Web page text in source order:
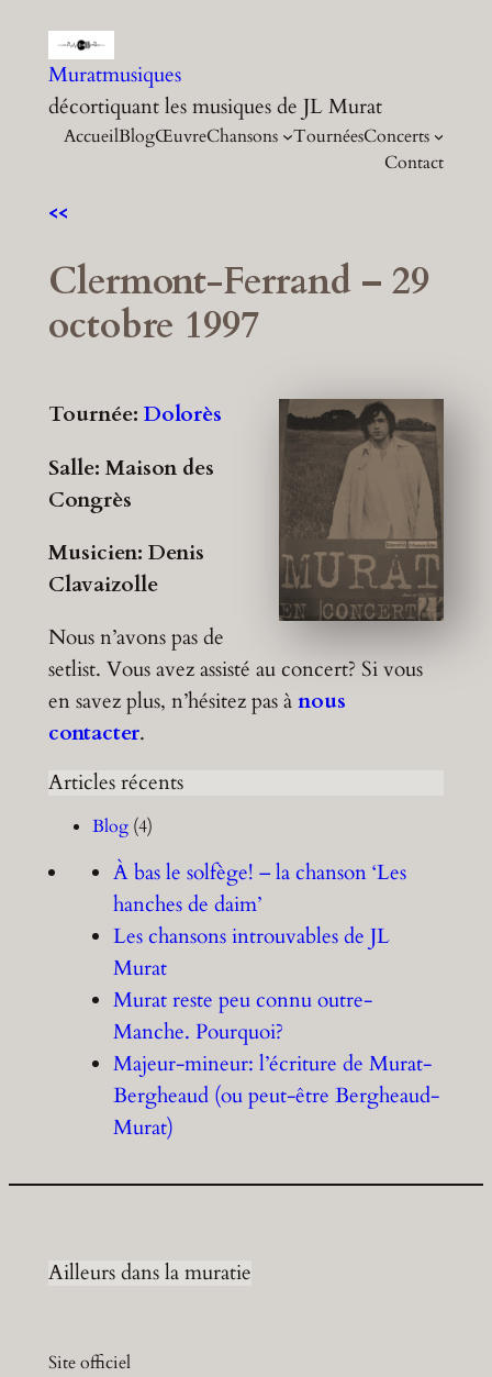
contenu
Muratmusiques
décortiquant les musiques de JL Murat
AccueilBlogŒuvreChansons TournéesConcerts
Contact
<<
Clermont-Ferrand – 29
octobre 1997
Tournée: Dolorès
Salle: Maison des
Congrès
Musicien: Denis
Clavaizolle
Nous n’avons pas de
setlist. Vous avez assisté au concert? Si vous
en savez plus, n’hésitez pas ànous
contacter.
Articles récents
Blog(4)
À bas le solfège! – la chanson ‘Les
hanches de daim’
Les chansons introuvables de JL
Murat
Murat reste peu connu outre-
Manche. Pourquoi?
Majeur-mineur: l’écriture de Murat-
Bergheaud (ou peut-être Bergheaud-
Murat)
Ailleurs dans la muratie
Site officiel